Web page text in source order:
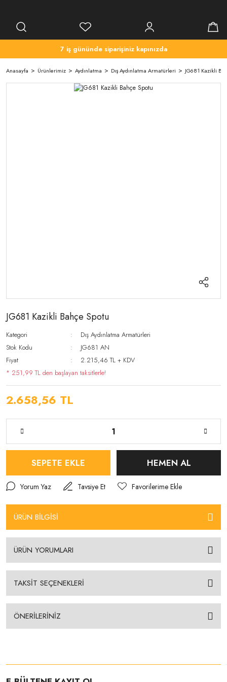
7 iş gününde siparişiniz kapınızda
Anasayfa Ürünlerimiz Aydınlatma Dış Aydınlatma Armatürleri JG681 Kazikli
JG681 Kazikli Bahçe Spotu
Kategori
Dış Aydınlatma Armatürleri
Stok Kodu
JG681 AN
Fiyat
2.215,46 TL + KDV
* 251,99 TL den başlayan taksitlerle!
2.658,56 TL
SEPETE EKLE HEMEN AL
Yorum Yaz Tavsiye Et
ÜRÜN BİLGİSİ
ÜRÜN YORUMLARI
TAKSİT SEÇENEKLERİ
ÖNERİLERİNİZ